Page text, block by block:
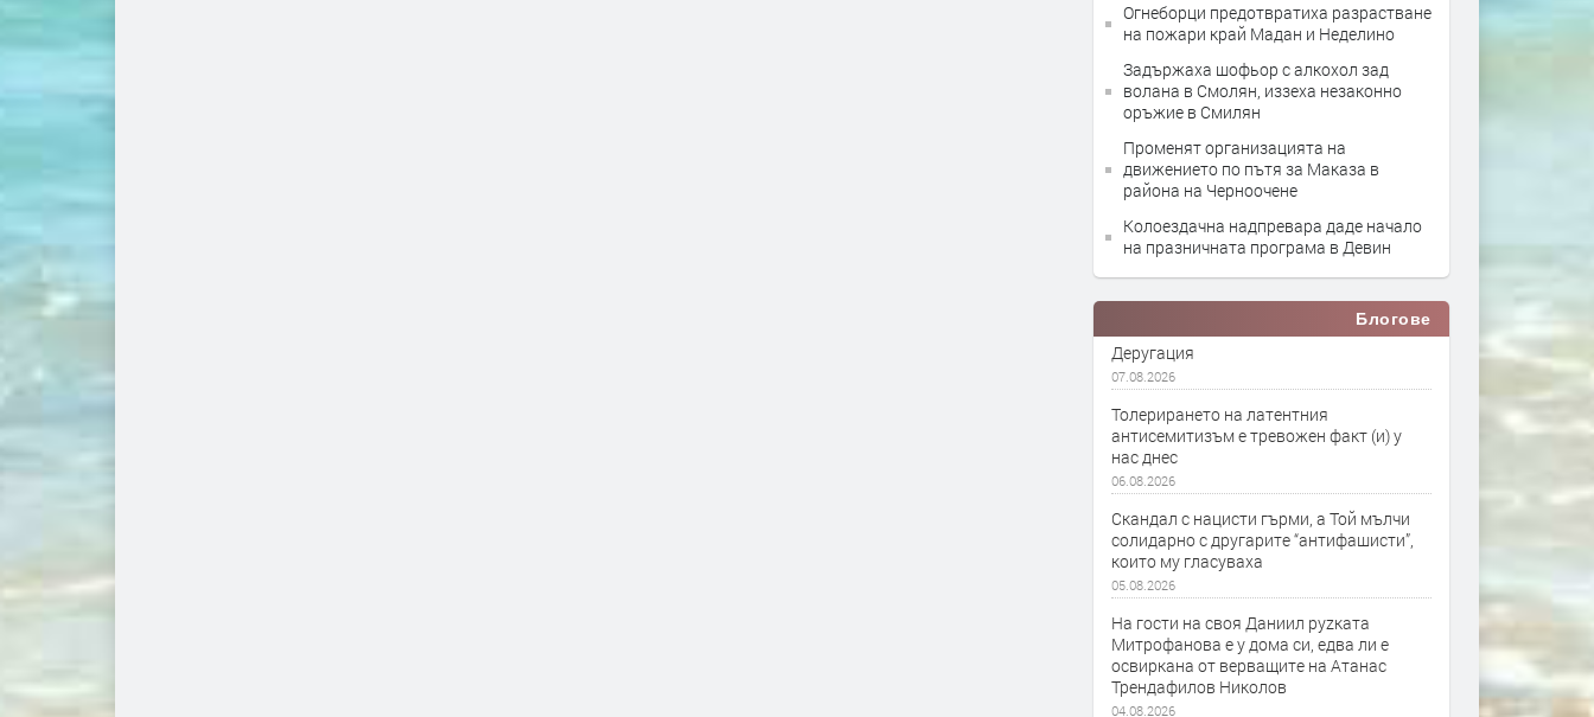
Огнеборци предотвратиха разрастване
на пожари край Мадан и Неделино
Задържаха шофьор с алкохол зад
волана в Смолян, иззеха незаконно
оръжие в Смилян
Променят организацията на
движението по пътя за Маказа в
района на Черноочене
Колоездачна надпревара даде начало
на празничната програма в Девин
Блогове
Деругация
07.08.2026
Толерирането на латентния
антисемитизъм е тревожен факт (и) у
нас днес
06.08.2026
Скандал с нацисти гърми, а Той мълчи
солидарно с другарите “антифашисти”,
които му гласуваха
05.08.2026
На гости на своя Даниил руzката
Митрофанова е у дома си, едва ли е
освиркана от верващите на Атанас
Трендафилов Николов
04.08.2026